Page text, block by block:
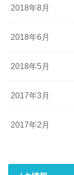
2018年8月
2018年6月
2018年5月
2017年3月
2017年2月